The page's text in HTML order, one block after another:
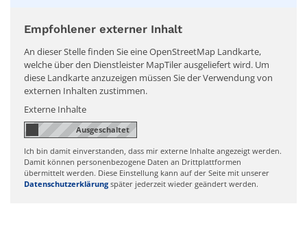
Empfohlener externer Inhalt
An dieser Stelle finden Sie eine OpenStreetMap Landkarte,
welche über den Dienstleister MapTiler ausgeliefert wird. Um
diese Landkarte anzuzeigen müssen Sie der Verwendung von
externen Inhalten zustimmen.
Externe Inhalte
Ich bin damit einverstanden, dass mir externe Inhalte angezeigt werden.
Damit können personenbezogene Daten an Drittplattformen
übermittelt werden. Diese Einstellung kann auf der Seite mit unserer
Datenschutzerklärung später jederzeit wieder geändert werden.